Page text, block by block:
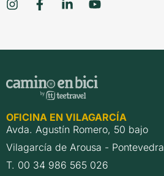
OFICINA EN VILAGARCÍA
Avda. Agustín Romero, 50 bajo
Vilagarcía de Arousa - Pontevedra
T. 00 34 986 565 026